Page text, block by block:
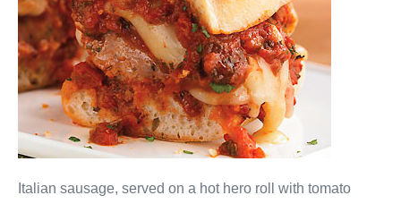
Italian sausage, served on a hot hero roll with tomato